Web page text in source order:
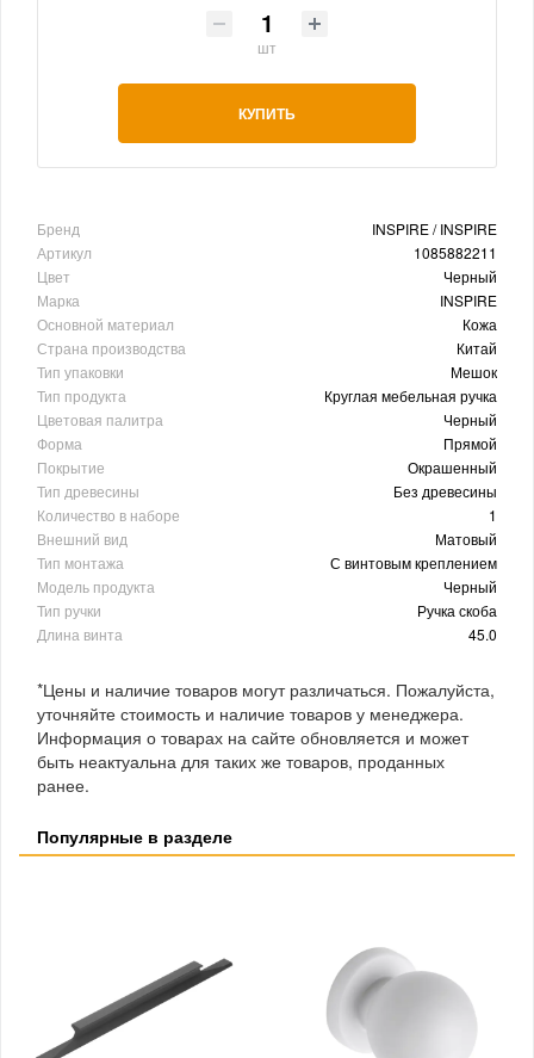
шт
КУПИТЬ
Бренд
INSPIRE / INSPIRE
Артикул
1085882211
Цвет
Черный
Марка
INSPIRE
Основной материал
Кожа
Страна производства
Китай
Тип упаковки
Мешок
Тип продукта
Круглая мебельная ручка
Цветовая палитра
Черный
Форма
Прямой
Покрытие
Окрашенный
Тип древесины
Без древесины
Количество в наборе
1
Внешний вид
Матовый
Тип монтажа
С винтовым креплением
Модель продукта
Черный
Тип ручки
Ручка скоба
Длина винта
45.0
*Цены и наличие товаров могут различаться. Пожалуйста,
уточняйте стоимость и наличие товаров у менеджера.
Информация о товарах на сайте обновляется и может
быть неактуальна для таких же товаров, проданных
ранее.
Популярные в разделе